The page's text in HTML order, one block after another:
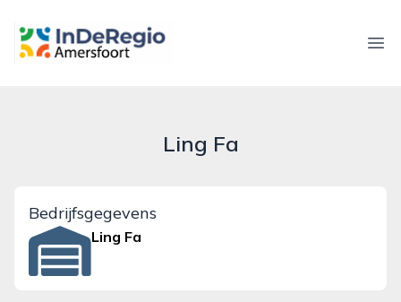
inderegioamersfoort.nl
Ling Fa
Bedrijfsgegevens
Ling Fa